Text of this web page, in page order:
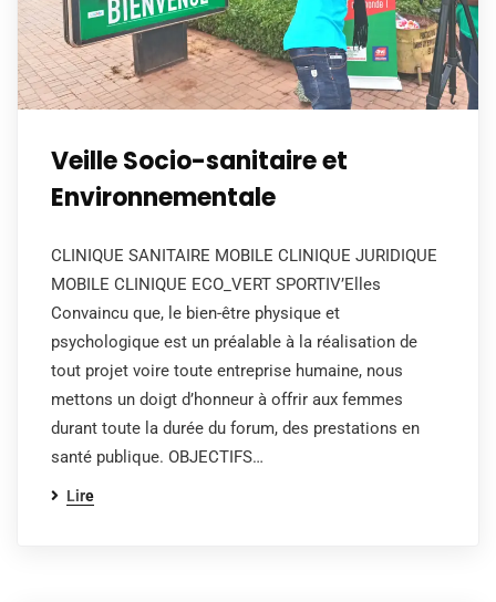
Veille Socio-sanitaire et
Environnementale
CLINIQUE SANITAIRE MOBILE CLINIQUE JURIDIQUE
MOBILE CLINIQUE ECO_VERT SPORTIV’Elles
Convaincu que, le bien-être physique et
psychologique est un préalable à la réalisation de
tout projet voire toute entreprise humaine, nous
mettons un doigt d’honneur à offrir aux femmes
durant toute la durée du forum, des prestations en
santé publique. OBJECTIFS…
Lire